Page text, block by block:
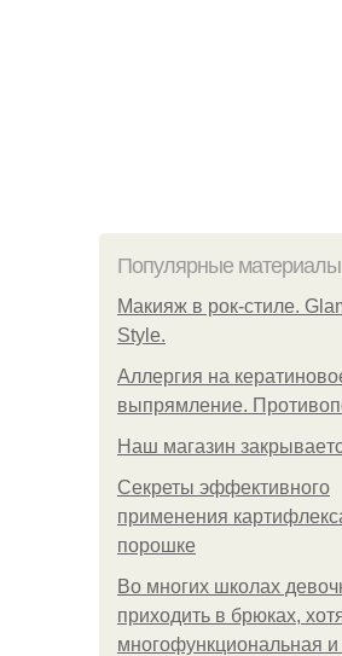
Популярные материалы
Макияж в рок-стиле.
Style.
Аллергия на
выпрямление.
Нaш магaзин
Секреты эффективного
применения
порошке
Во многих школах
приходить в брюках,
многофункциональная и